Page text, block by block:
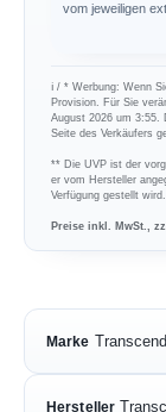
vom jeweiligen
ℹ︎ / * Werbung: Wenn
Provision. Für Sie
August 2026 um 3:55.
Seite des Verkäufers
** Die UVP ist der
er vom Hersteller
Verfügung gestellt wird.
Preise inkl. MwSt.,
Marke Transcend
Hersteller